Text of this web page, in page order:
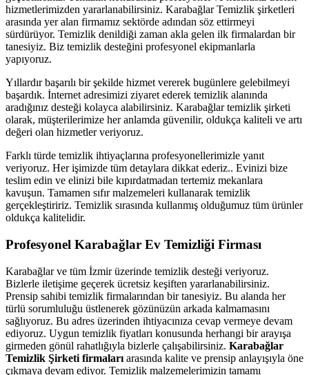
hizmetlerimizden yararlanabilirsiniz. Karabağlar Temizlik şirketleri
arasında yer alan firmamız sektörde adından söz ettirmeyi
sürdürüyor. Temizlik denildiği zaman akla gelen ilk firmalardan bir
tanesiyiz. Biz temizlik desteğini profesyonel ekipmanlarla
yapıyoruz.
Yıllardır başarılı bir şekilde hizmet vererek bugünlere gelebilmeyi
başardık. İnternet adresimizi ziyaret ederek temizlik alanında
aradığınız desteği kolayca alabilirsiniz. Karabağlar temizlik şirketi
olarak, müşterilerimize her anlamda güvenilir, oldukça kaliteli ve artı
değeri olan hizmetler veriyoruz.
Farklı türde temizlik ihtiyaçlarına profesyonellerimizle yanıt
veriyoruz. Her işimizde tüm detaylara dikkat ederiz.. Evinizi bize
teslim edin ve elinizi bile kıpırdatmadan tertemiz mekanlara
kavuşun. Tamamen sıfır malzemeleri kullanarak temizlik
gerçekleştiririz. Temizlik sırasında kullanmış olduğumuz tüm ürünler
oldukça kalitelidir.
Profesyonel Karabağlar Ev Temizliği Firması
Karabağlar ve tüm İzmir üzerinde temizlik desteği veriyoruz.
Bizlerle iletişime geçerek ücretsiz keşiften yararlanabilirsiniz.
Prensip sahibi temizlik firmalarından bir tanesiyiz. Bu alanda her
türlü sorumluluğu üstlenerek gözünüzün arkada kalmamasını
sağlıyoruz. Bu adres üzerinden ihtiyacınıza cevap vermeye devam
ediyoruz. Uygun temizlik fiyatları konusunda herhangi bir arayışa
girmeden gönül rahatlığıyla bizlerle çalışabilirsiniz. Karabağlar
Temizlik Şirketi firmaları arasında kalite ve prensip anlayışıyla öne
çıkmaya devam ediyor. Temizlik malzemelerimizin tamamı